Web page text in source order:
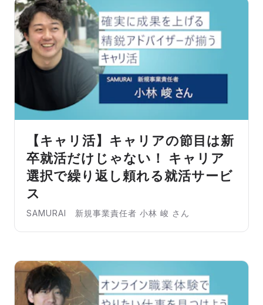
【キャリ活】キャリアの節目は新
卒就活だけじゃない！ キャリア
選択で繰り返し頼れる就活サービ
ス
SAMURAI 新規事業責任者 小林 峻 さん